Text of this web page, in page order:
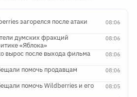
08:06
загорелся после атаки
08:06
думских фракций
«Яблока»
08:06
вырос после выхода фильма
08:06
помочь продавцам
08:05
помочь Wildberries и его